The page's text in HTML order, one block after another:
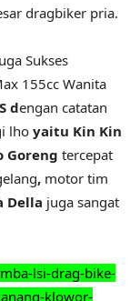
dragbiker pria.
Sukses
155cc Wanita
dengan catatan
lho yaitu Kin Kin
Goreng tercepat
, motor tim
Della juga sangat
lsi-drag-bike-
klowor-